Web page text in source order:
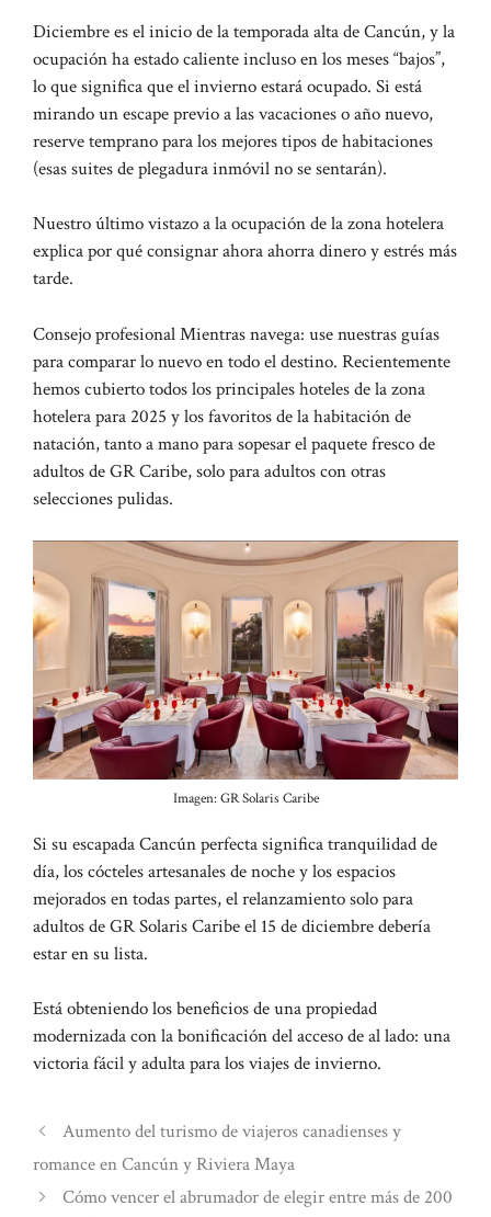
Diciembre es el inicio de la temporada alta de Cancún, y la
ocupación ha estado caliente incluso en los meses “bajos”,
lo que significa que el invierno estará ocupado. Si está
mirando un escape previo a las vacaciones o año nuevo,
reserve temprano para los mejores tipos de habitaciones
(esas suites de plegadura inmóvil no se sentarán).
Nuestro último vistazo a la ocupación de la zona hotelera
explica por qué consignar ahora ahorra dinero y estrés más
tarde.
Consejo profesional Mientras navega: use nuestras guías
para comparar lo nuevo en todo el destino. Recientemente
hemos cubierto todos los principales hoteles de la zona
hotelera para 2025 y los favoritos de la habitación de
natación, tanto a mano para sopesar el paquete fresco de
adultos de GR Caribe, solo para adultos con otras
selecciones pulidas.
Imagen: GR Solaris Caribe
Si su escapada Cancún perfecta significa tranquilidad de
día, los cócteles artesanales de noche y los espacios
mejorados en todas partes, el relanzamiento solo para
adultos de GR Solaris Caribe el 15 de diciembre debería
estar en su lista.
Está obteniendo los beneficios de una propiedad
modernizada con la bonificación del acceso de al lado: una
victoria fácil y adulta para los viajes de invierno.
Aumento del turismo de viajeros canadienses y
romance en Cancún y Riviera Maya
Cómo vencer el abrumador de elegir entre más de 200